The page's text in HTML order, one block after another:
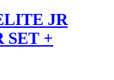
JR
SET +